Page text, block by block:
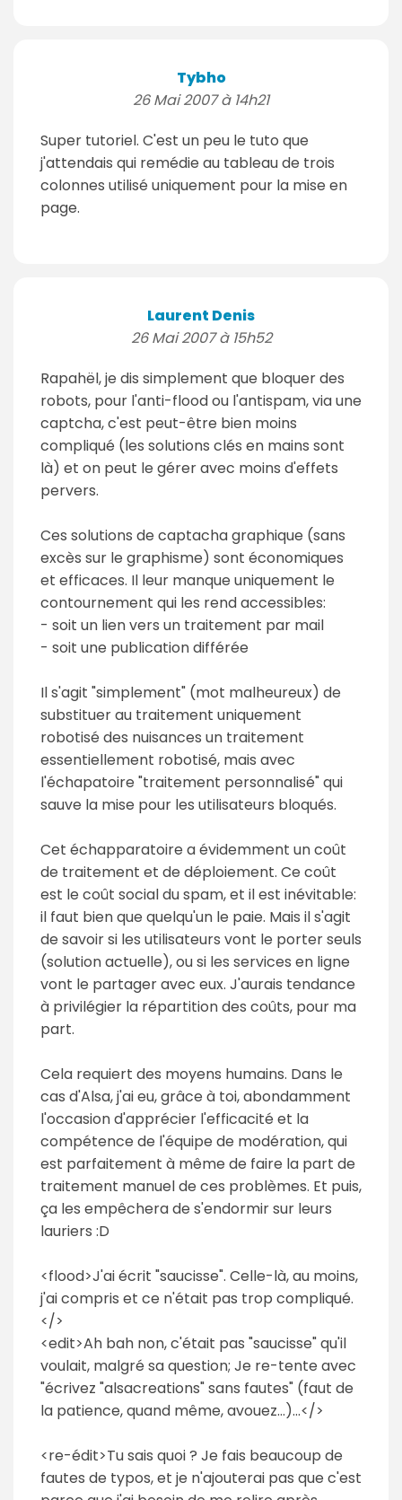
Tybho
26 Mai 2007 à 14h21
Super tutoriel. C'est un peu le tuto que
j'attendais qui remédie au tableau de trois
colonnes utilisé uniquement pour la mise en
page.
Laurent Denis
26 Mai 2007 à 15h52
Rapahël, je dis simplement que bloquer des
robots, pour l'anti-flood ou l'antispam, via une
captcha, c'est peut-être bien moins
compliqué (les solutions clés en mains sont
là) et on peut le gérer avec moins d'effets
pervers.
Ces solutions de captacha graphique (sans
excès sur le graphisme) sont économiques
et efficaces. Il leur manque uniquement le
contournement qui les rend accessibles:
- soit un lien vers un traitement par mail
- soit une publication différée
Il s'agit "simplement" (mot malheureux) de
substituer au traitement uniquement
robotisé des nuisances un traitement
essentiellement robotisé, mais avec
l'échapatoire "traitement personnalisé" qui
sauve la mise pour les utilisateurs bloqués.
Cet échapparatoire a évidemment un coût
de traitement et de déploiement. Ce coût
est le coût social du spam, et il est inévitable:
il faut bien que quelqu'un le paie. Mais il s'agit
de savoir si les utilisateurs vont le porter seuls
(solution actuelle), ou si les services en ligne
vont le partager avec eux. J'aurais tendance
à privilégier la répartition des coûts, pour ma
part.
Cela requiert des moyens humains. Dans le
cas d'Alsa, j'ai eu, grâce à toi, abondamment
l'occasion d'apprécier l'efficacité et la
compétence de l'équipe de modération, qui
est parfaitement à même de faire la part de
traitement manuel de ces problèmes. Et puis,
ça les empêchera de s'endormir sur leurs
lauriers :D
<flood>J'ai écrit "saucisse". Celle-là, au moins,
j'ai compris et ce n'était pas trop compliqué.
</>
<edit>Ah bah non, c'était pas "saucisse" qu'il
voulait, malgré sa question; Je re-tente avec
"écrivez "alsacreations" sans fautes" (faut de
la patience, quand même, avouez...)...</>
<re-édit>Tu sais quoi ? Je fais beaucoup de
fautes de typos, et je n'ajouterai pas que c'est